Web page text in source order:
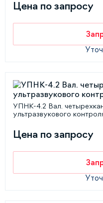
Цена по запросу
УПНК-4.2 Вал.
ультразвукового
Цена по запросу